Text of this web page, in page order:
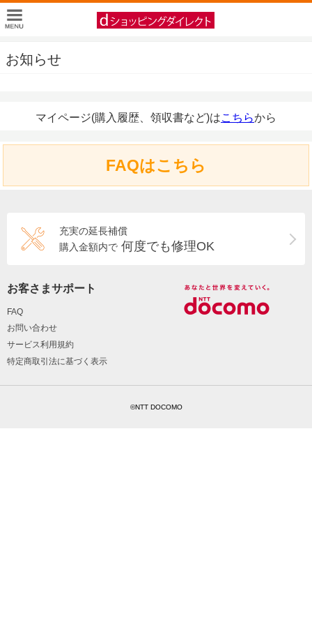
お知らせ
マイページ(購入履歴、領収書など)はこちらから
FAQはこちら
充実の延長補償
購入金額内で 何度でも修理OK
お客さまサポート
FAQ
お問い合わせ
サービス利用規約
特定商取引法に基づく表示
©NTT DOCOMO